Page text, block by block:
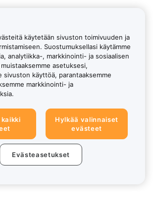
käytetään sivuston toimivuuden ja
Suostumuksellasi käytämme
analytiikka-, markkinointi- ja sosiaalisen
asetuksesi,
sivuston käyttöä, parantaaksemme
markkinointi- ja
Hylkää valinnaiset
evästeet
Evästeasetukset